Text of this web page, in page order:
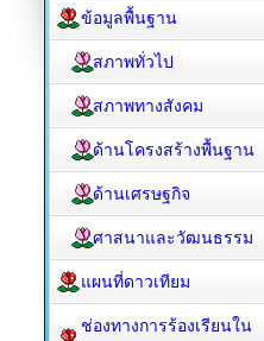
ข้อมูลพื้นฐาน
สภาพทั่วไป
สภาพทางสังคม
ด้านโครงสร้างพื้นฐาน
ด้านเศรษฐกิจ
ศาสนาและวัฒนธรรม
แผนที่ดาวเทียม
ช่องทางการร้องเรียนใน